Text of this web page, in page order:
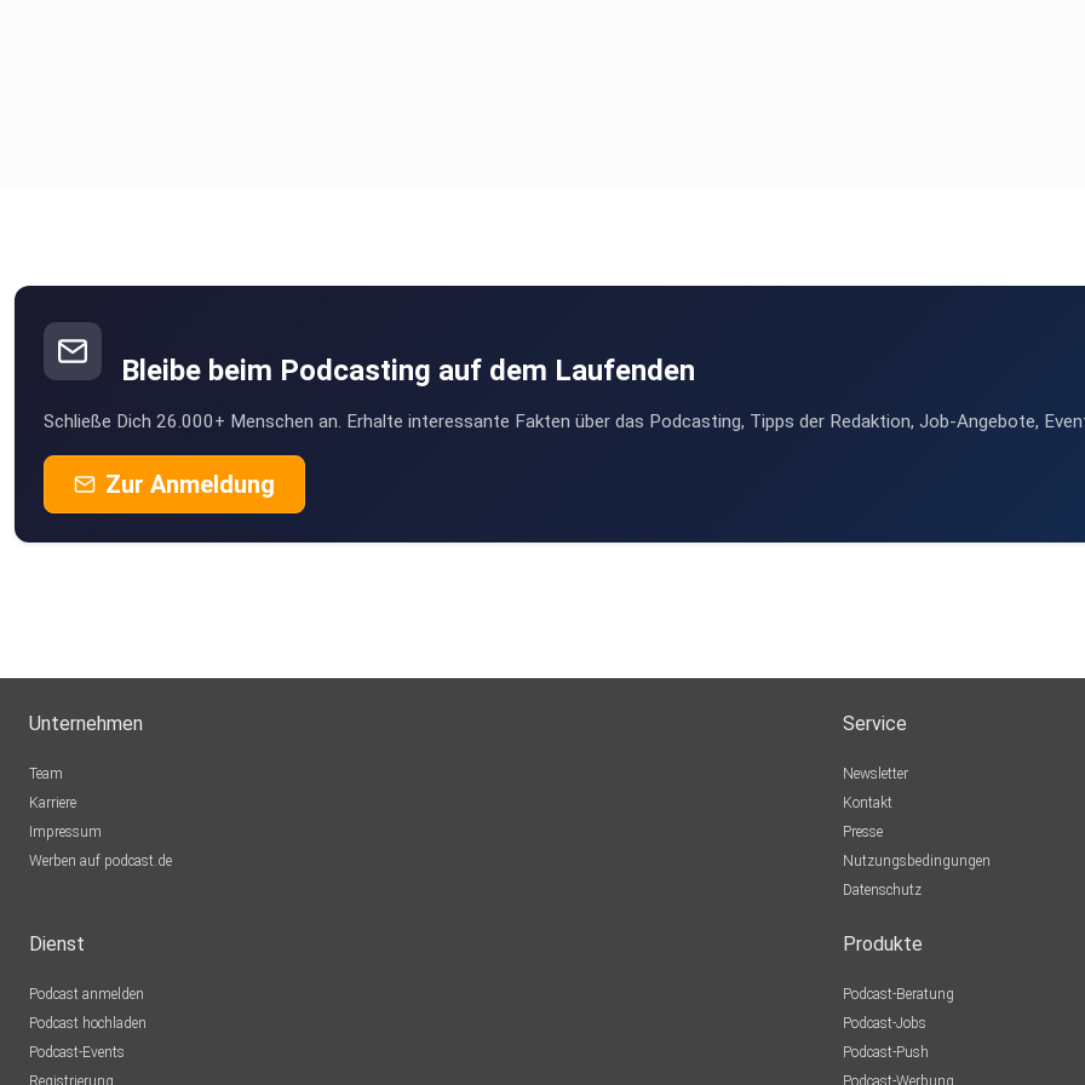
Bleibe beim Podcasting auf dem Laufenden
Schließe Dich 26.000+ Menschen an. Erhalte interessante Fakten über das Podcasting, Tipps der Redaktion, Job-Angebote,
Zur Anmeldung
Unternehmen
Team
Karriere
Impressum
Werben auf podcast.de
Service
Newsletter
Kontakt
Presse
Nutzungsbedingungen
Datenschutz
Dienst
Podcast anmelden
Podcast hochladen
Podcast-Events
Registrierung
Produkte
Podcast-Beratung
Podcast-Jobs
Podcast-Push
Podcast-Werbung